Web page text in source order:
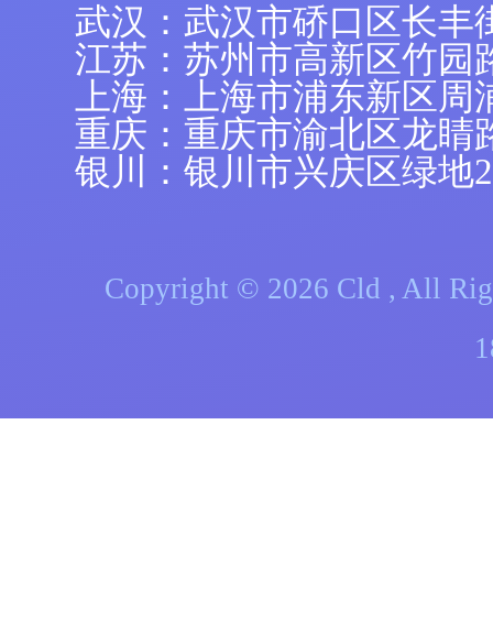
武汉：武汉市硚口区长丰
江苏：苏州市高新区竹园
上海：上海市浦东新区
重庆：重庆市渝北区龙睛
银川：银川市兴庆区绿地
Copyright © 2026 Cld , All